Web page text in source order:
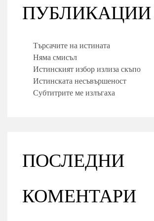
ПУБЛИКАЦИИ
Търсачите на истината
Няма смисъл
Истинският избор излиза скъпо
Истинската несъвършеност
Субтитрите ме излъгаха
ПОСЛЕДНИ
КОМЕНТАРИ